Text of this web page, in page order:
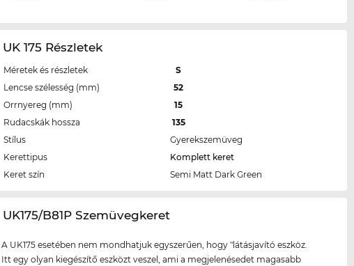
UK 175 Részletek
Méretek és részletek
S
Lencse szélesség (mm)
52
Orrnyereg (mm)
15
Rudacskák hossza
135
Stílus
Gyerekszemüveg
Kerettipus
Komplett keret
Keret szín
Semi Matt Dark Green
‌UK175/B81P Szemüvegkeret
A UK175 esetében nem mondhatjuk egyszerűen, hogy "látásjavító eszköz.
Itt egy olyan kiegészítő eszközt veszel, ami a megjelenésedet magasabb